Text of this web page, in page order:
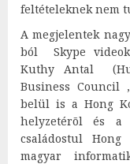
feltételeknek nem
A megjelentek
ból Skype
Kuthy Antal
Business Council
belül is a Hong
helyzetérõl és a
családostul Hong
magyar